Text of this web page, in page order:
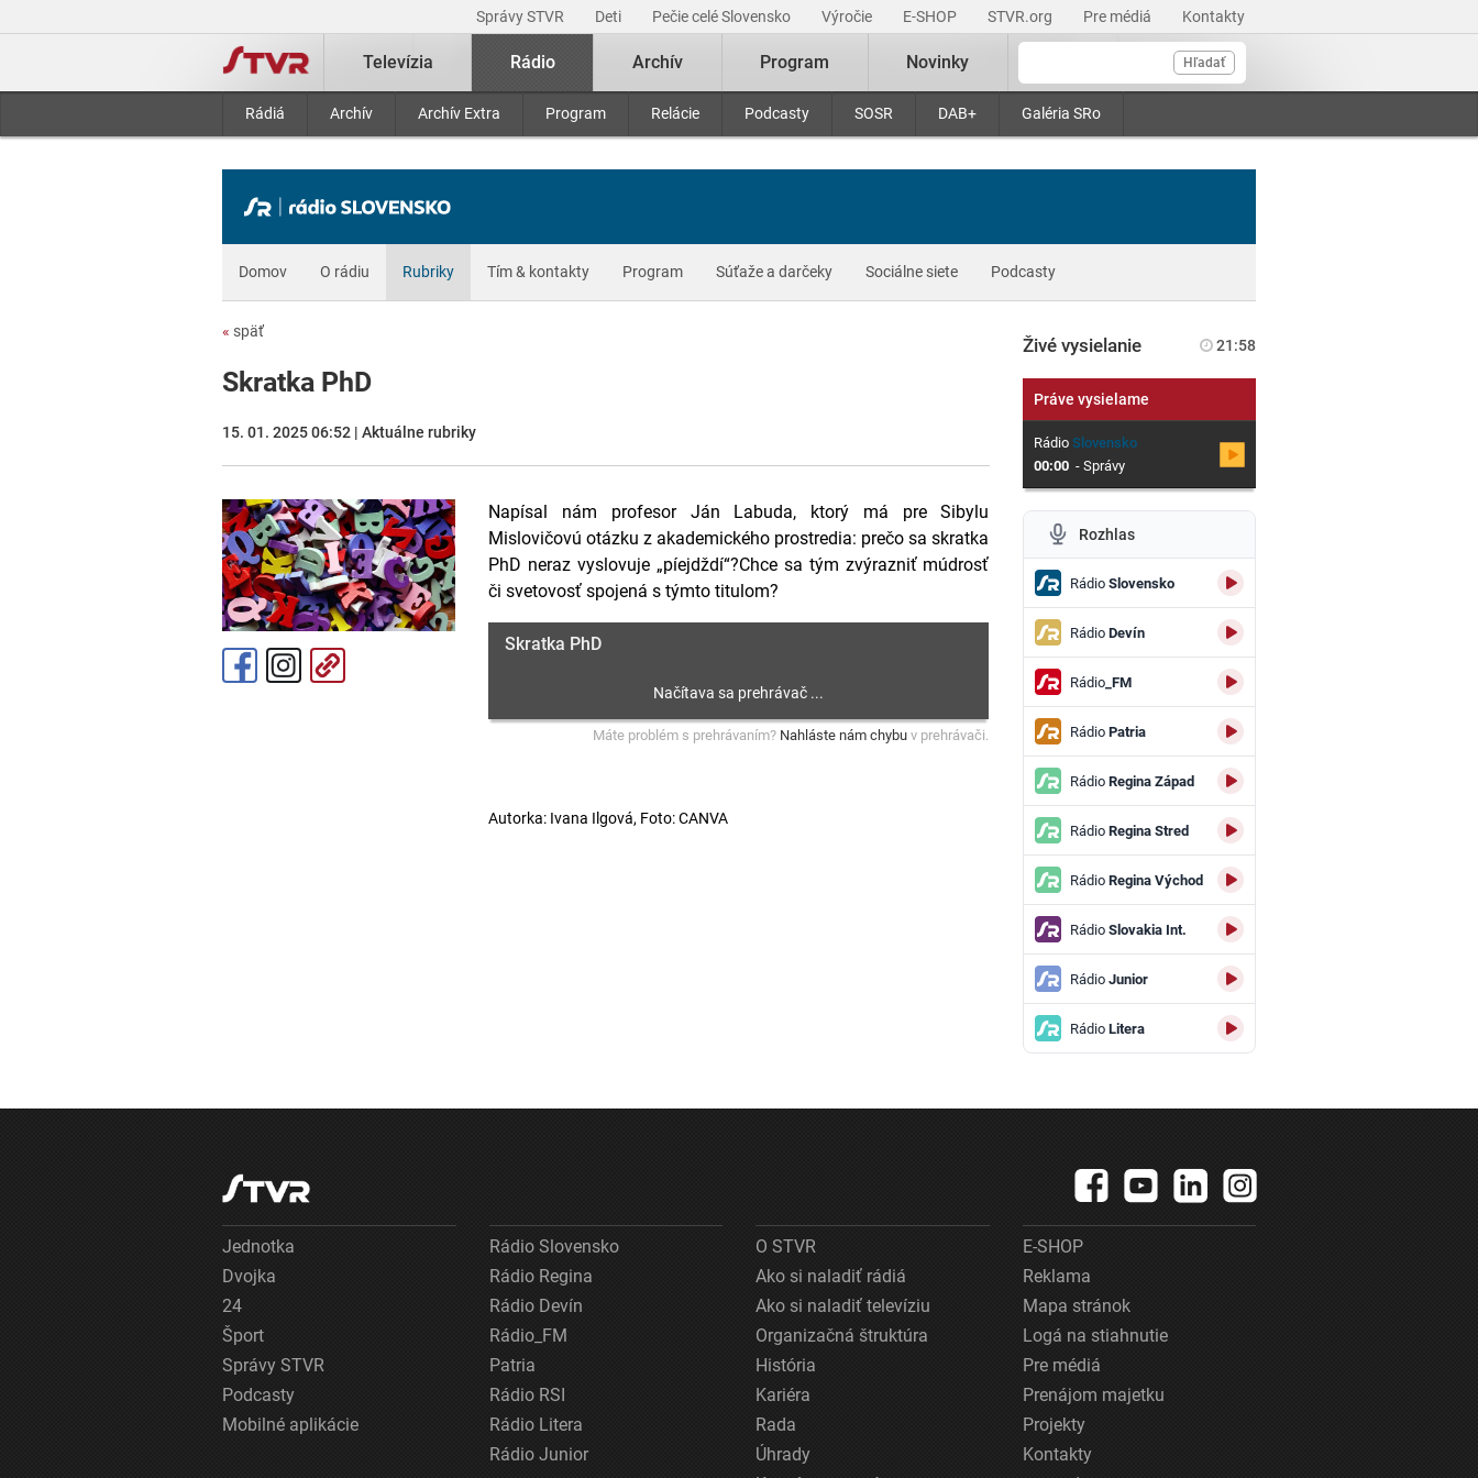
Správy STVR Deti Pečie celé Slovensko Výročie E-SHOP STVR.org Pre médiá Kontakty
Hľadať
Televízia Rádio
Rádiá Archív Archív Extra Program Relácie Podcasty SOSR DAB+ Galéria SRo
Archív Program Novinky
Domov O rádiu Rubriky Tím & kontakty Program Súťaže a darčeky Sociálne siete Podcasty
« späť
Skratka PhD
15. 01. 2025 06:52 | Aktuálne rubriky
Napísal nám profesor Ján Labuda, ktorý má pre Sibylu
Mislovičovú otázku z akademického prostredia: prečo sa skratka
PhD neraz vyslovuje „píejdždí“?Chce sa tým zvýrazniť múdrosť
či svetovosť spojená s týmto titulom?
Skratka PhD
Máte problém s prehrávaním? Nahláste nám chybu v prehrávači.
Autorka: Ivana Ilgová, Foto: CANVA
Živé vysielanie 21:58
Práve vysielame
RádioSlovensko
00:00 - Správy
Rozhlas
RádioSlovensko
RádioDevín
Rádio_FM
RádioPatria
RádioRegina Západ
RádioRegina Stred
RádioRegina Východ
RádioSlovakia Int.
RádioJunior
RádioLitera
Jednotka
Dvojka
24
Šport
Správy STVR
Podcasty
Mobilné aplikácie
Rádio Slovensko
Rádio Regina
Rádio Devín
Rádio_FM
Patria
Rádio RSI
Rádio Litera
Rádio Junior
O STVR
Ako si naladiť rádiá
Ako si naladiť televíziu
Organizačná štruktúra
História
Kariéra
Rada
Úhrady
E-SHOP
Reklama
Mapa stránok
Logá na stiahnutie
Pre médiá
Prenájom majetku
Projekty
Kontakty